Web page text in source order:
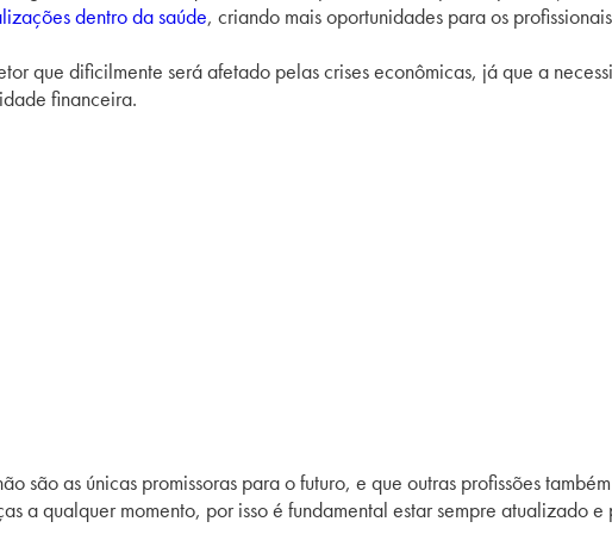
dentro da saúde, criando mais oportunidades para os
que dificilmente será afetado pelas crises econômicas, já que a
financeira.
são as únicas promissoras para o futuro, e que outras profissões
a qualquer momento, por isso é fundamental estar sempre atualizado